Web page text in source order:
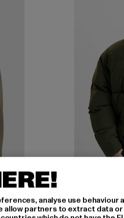
PUMA
Classics
analyse use behaviour
partners to extract data